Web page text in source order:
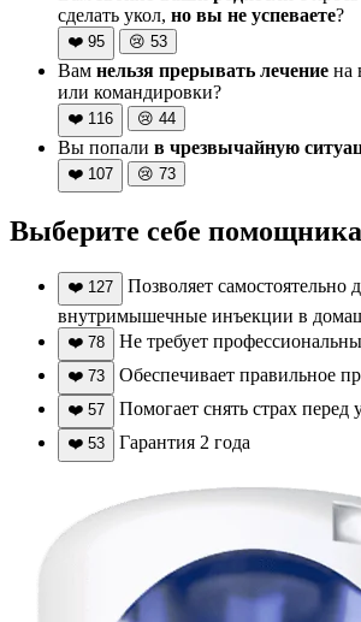
сделать укол, но вы не успеваете?
❤️ 95 😢 53
Вам нельзя прерывать лечение на
или командировки?
❤️ 116 😢 44
Вы попали в чрезвычайную
❤️ 107 😢 73
Выберите себе
❤️ 127
Позволяет самостоятельно
внутримышечные инъекции в
❤️ 78 Не требует
❤️ 73 Обеспечивает правильное
❤️ 57 Помогает снять страх перед
❤️ 53 Гарантия 2 года